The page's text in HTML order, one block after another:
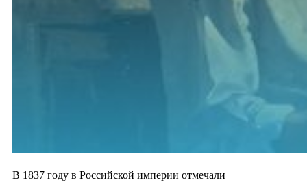
В 1837 году в Российской империи отмечали